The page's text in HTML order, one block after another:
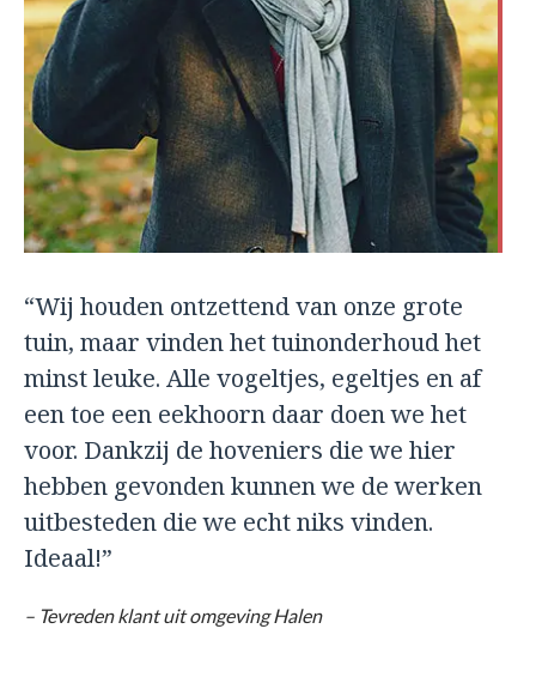
“Wij houden ontzettend van onze grote
tuin, maar vinden het tuinonderhoud het
minst leuke. Alle vogeltjes, egeltjes en af
een toe een eekhoorn daar doen we het
voor. Dankzij de hoveniers die we hier
hebben gevonden kunnen we de werken
uitbesteden die we echt niks vinden.
Ideaal!”
– Tevreden klant uit omgeving Halen